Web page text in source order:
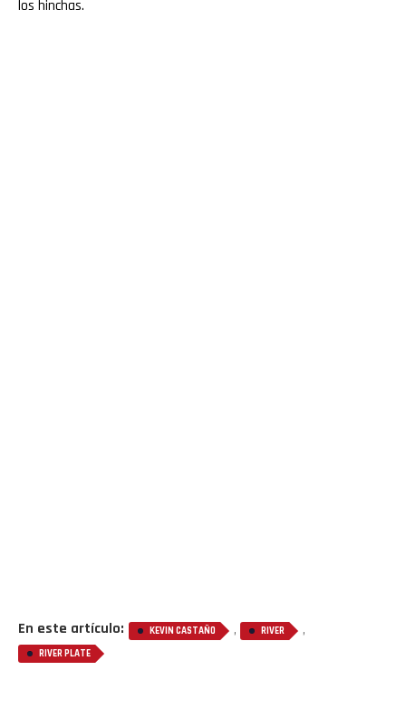
los hinchas.
En este artículo: KEVIN CASTAÑO , RIVER ,
RIVER PLATE